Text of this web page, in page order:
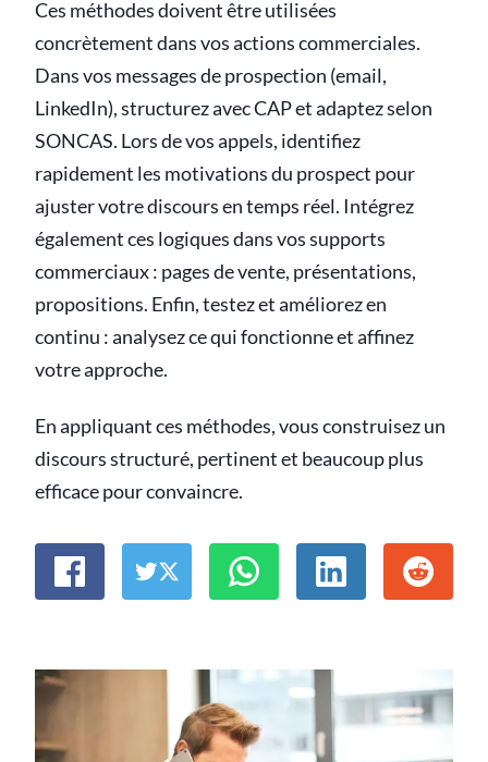
Ces méthodes doivent être utilisées
concrètement dans vos actions commerciales.
Dans vos messages de prospection (email,
LinkedIn), structurez avec CAP et adaptez selon
SONCAS. Lors de vos appels, identifiez
rapidement les motivations du prospect pour
ajuster votre discours en temps réel. Intégrez
également ces logiques dans vos supports
commerciaux : pages de vente, présentations,
propositions. Enfin, testez et améliorez en
continu : analysez ce qui fonctionne et affinez
votre approche.
En appliquant ces méthodes, vous construisez un
discours structuré, pertinent et beaucoup plus
efficace pour convaincre.